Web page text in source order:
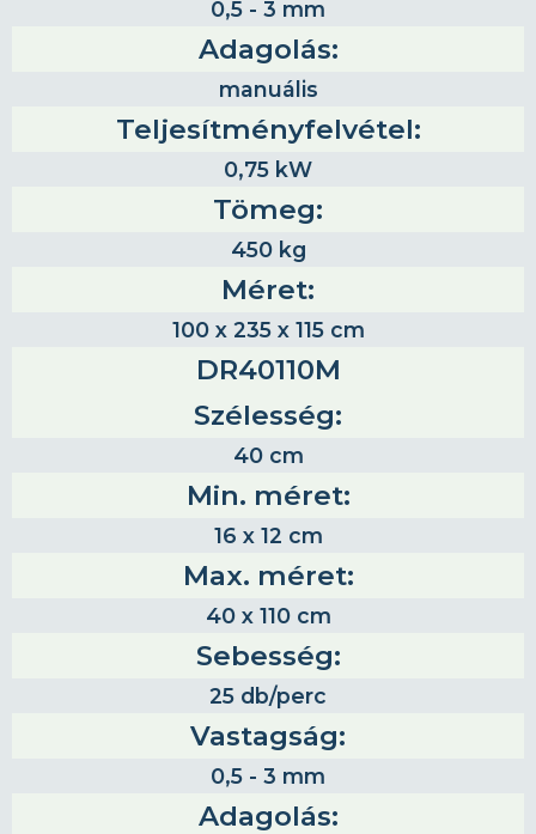
0,5 - 3 mm
Adagolás:
manuális
Teljesítményfelvétel:
0,75 kW
Tömeg:
450 kg
Méret:
100 x 235 x 115 cm
DR40110M
Szélesség:
40 cm
Min. méret:
16 x 12 cm
Max. méret:
40 x 110 cm
Sebesség:
25 db/perc
Vastagság:
0,5 - 3 mm
Adagolás: